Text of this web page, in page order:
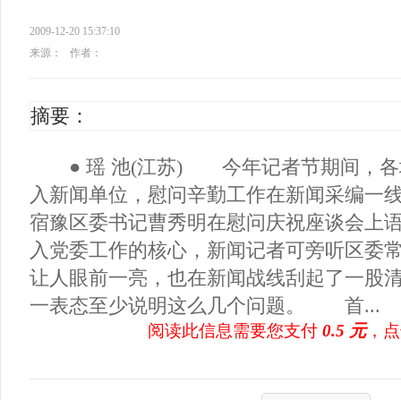
2009-12-20 15:37:10
来源：
作者：
摘要：
● 瑶 池(江苏) 今年记者节期间，各
入新闻单位，慰问辛勤工作在新闻采编一
宿豫区委书记曹秀明在慰问庆祝座谈会上
入党委工作的核心，新闻记者可旁听区
让人眼前一亮，也在新闻战线刮起了一股
一表态至少说明这么几个问题。 首...
阅读此信息需要您支付 0.5 元，